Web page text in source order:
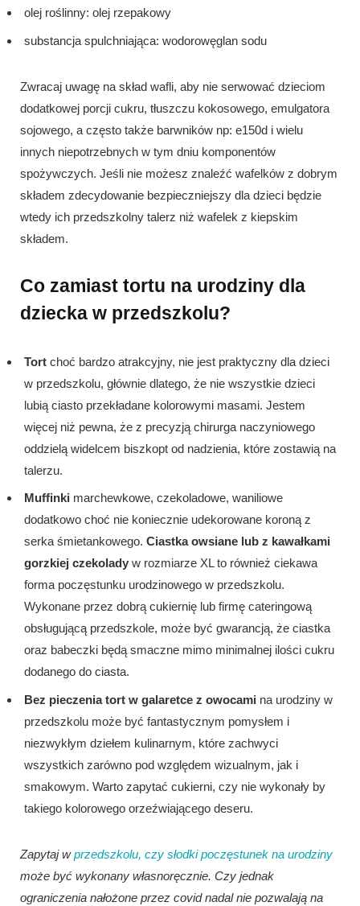
olej roślinny: olej rzepakowy
substancja spulchniająca: wodorowęglan sodu
Zwracaj uwagę na skład wafli, aby nie serwować dzieciom
dodatkowej porcji cukru, tłuszczu kokosowego, emulgatora
sojowego, a często także barwników np: e150d i wielu
innych niepotrzebnych w tym dniu komponentów
spożywczych. Jeśli nie możesz znaleźć wafelków z dobrym
składem zdecydowanie bezpieczniejszy dla dzieci będzie
wtedy ich przedszkolny talerz niż wafelek z kiepskim
składem.
Co zamiast tortu na urodziny dla
dziecka w przedszkolu?
Tort choć bardzo atrakcyjny, nie jest praktyczny dla dzieci
w przedszkolu, głównie dlatego, że nie wszystkie dzieci
lubią ciasto przekładane kolorowymi masami. Jestem
więcej niż pewna, że z precyzją chirurga naczyniowego
oddzielą widelcem biszkopt od nadzienia, które zostawią na
talerzu.
Muffinki marchewkowe, czekoladowe, waniliowe
dodatkowo choć nie koniecznie udekorowane koroną z
serka śmietankowego. Ciastka owsiane lub z kawałkami
gorzkiej czekolady w rozmiarze XL to również ciekawa
forma poczęstunku urodzinowego w przedszkolu.
Wykonane przez dobrą cukiernię lub firmę cateringową
obsługującą przedszkole, może być gwarancją, że ciastka
oraz babeczki będą smaczne mimo minimalnej ilości cukru
dodanego do ciasta.
Bez pieczenia tort w galaretce z owocami na urodziny w
przedszkolu może być fantastycznym pomysłem i
niezwykłym dziełem kulinarnym, które zachwyci
wszystkich zarówno pod względem wizualnym, jak i
smakowym. Warto zapytać cukierni, czy nie wykonały by
takiego kolorowego orzeźwiającego deseru.
Zapytaj wprzedszkolu, czy słodki poczęstunek na urodziny
może być wykonany własnoręcznie. Czy jednak
ograniczenia nałożone przez covid nadal nie pozwalają na